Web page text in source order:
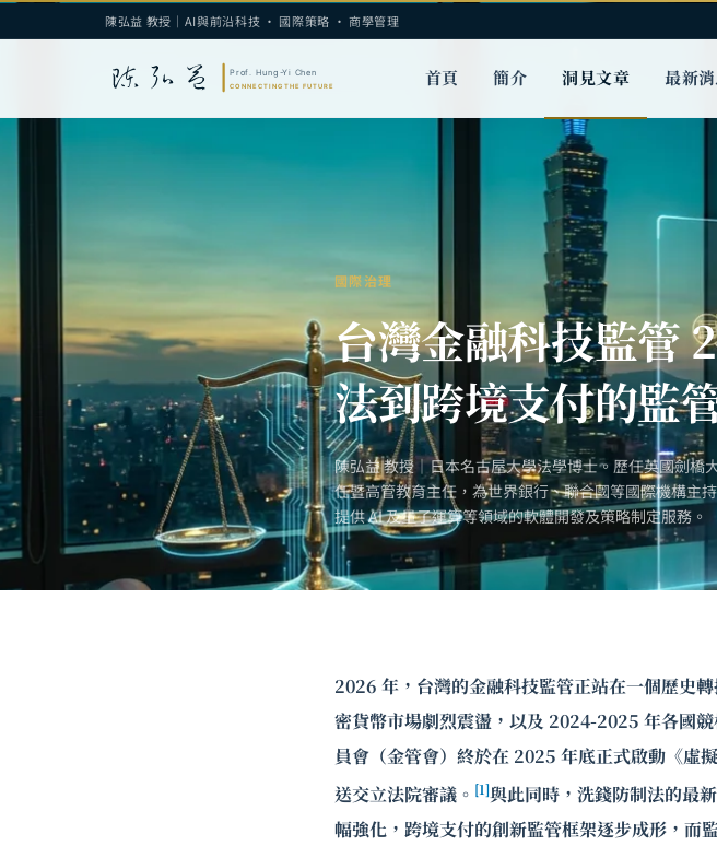
陳弘益 教授｜AI與前沿科技 · 國際策略 · 商學管理
首頁 簡介 洞見文章 最新
國際治理
台灣金融科技監管
法到跨境支付的監
陳弘益 教授｜日本名古屋大學法學博士。歷任英國劍橋
任暨高管教育主任，為世界銀行、聯合國等國際機構主
提供 AI 及量子運算等領域的軟體開發及策略制定服務。
2026 年，台灣的金融科技監管正站在一個歷史
密貨幣市場劇烈震盪，以及 2024-2025 年各國
員會（金管會）終於在 2025 年底正式啟動《虛
送交立法院審議。 [1]與此同時，洗錢防制法的最
幅強化，跨境支付的創新監管框架逐步成形，而